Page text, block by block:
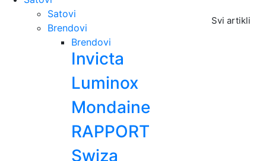
Svi artikli
Satovi
Brendovi
Brendovi
Invicta
Luminox
Mondaine
RAPPORT
Swiza